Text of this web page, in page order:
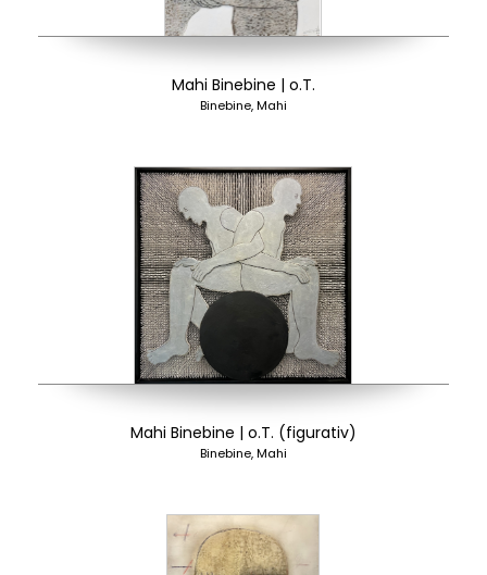
Mahi Binebine | o.T.
Binebine, Mahi
Mahi Binebine | o.T. (figurativ)
Binebine, Mahi